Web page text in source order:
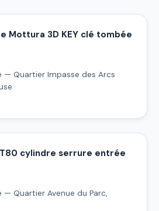
Mottura 3D KEY clé tombée
— Quartier Impasse des Arcs
T80 cylindre serrure entrée
Quartier Avenue du Parc,